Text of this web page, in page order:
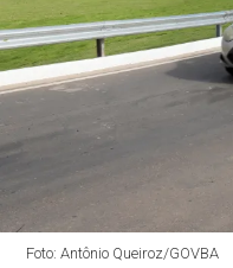
Foto: Antônio Queiroz/GOVBA